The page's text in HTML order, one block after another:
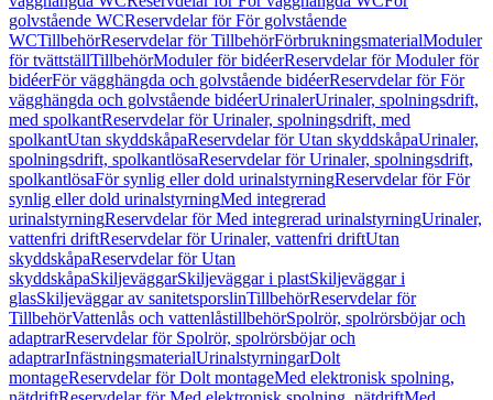
golvstående WCReservdelar för För golvstående
WCTillbehörReservdelar för TillbehörFörbrukningsmaterialModuler
för tvättställTillbehörModuler för bidéerReservdelar för Moduler för
bidéerFör vägghängda och golvstående bidéerReservdelar för För
vägghängda och golvstående bidéerUrinalerUrinaler, spolningsdrift,
med spolkantReservdelar för Urinaler, spolningsdrift, med
spolkantUtan skyddskåpaReservdelar för Utan skyddskåpaUrinaler,
spolningsdrift, spolkantlösaReservdelar för Urinaler, spolningsdrift,
spolkantlösaFör synlig eller dold urinalstyrningReservdelar för För
synlig eller dold urinalstyrningMed integrerad
urinalstyrningReservdelar för Med integrerad urinalstyrningUrinaler,
vattenfri driftReservdelar för Urinaler, vattenfri driftUtan
skyddskåpaReservdelar för Utan
skyddskåpaSkiljeväggarSkiljeväggar i plastSkiljeväggar i
glasSkiljeväggar av sanitetsporslinTillbehörReservdelar för
TillbehörVattenlås och vattenlåstillbehörSpolrör, spolrörsböjar och
adaptrarReservdelar för Spolrör, spolrörsböjar och
adaptrarInfästningsmaterialUrinalstyrningarDolt
montageReservdelar för Dolt montageMed elektronisk spolning,